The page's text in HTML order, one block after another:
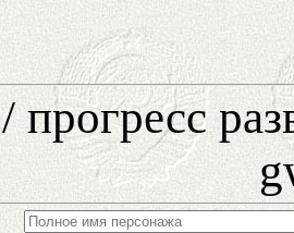
прогресс